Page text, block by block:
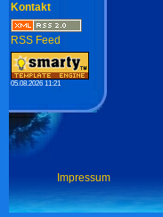
Kontakt
RSS Feed
05.08.2026 11:21
Impressum